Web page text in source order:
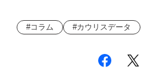
コラム カウリスデータ